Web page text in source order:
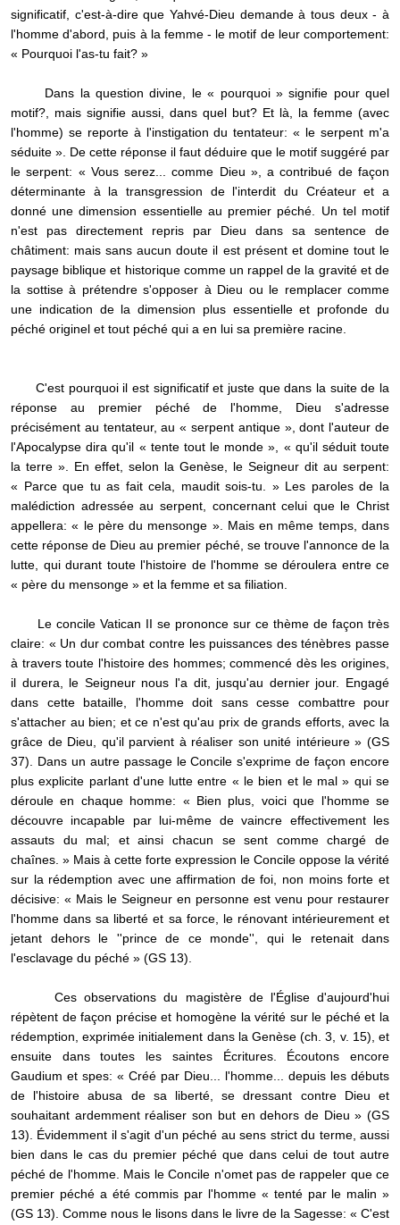
significatif, c'est-à-dire que Yahvé-Dieu demande à tous deux - à
l'homme d'abord, puis à la femme - le motif de leur comportement:
« Pourquoi l'as-tu fait? »
Dans la question divine, le « pourquoi » signifie pour quel
motif?, mais signifie aussi, dans quel but? Et là, la femme (avec
l'homme) se reporte à l'instigation du tentateur: « le serpent m'a
séduite ». De cette réponse il faut déduire que le motif suggéré par
le serpent: « Vous serez... comme Dieu », a contribué de façon
déterminante à la transgression de l'interdit du Créateur et a
donné une dimension essentielle au premier péché. Un tel motif
n'est pas directement repris par Dieu dans sa sentence de
châtiment: mais sans aucun doute il est présent et domine tout le
paysage biblique et historique comme un rappel de la gravité et de
la sottise à prétendre s'opposer à Dieu ou le remplacer comme
une indication de la dimension plus essentielle et profonde du
péché originel et tout péché qui a en lui sa première racine.
C'est pourquoi il est significatif et juste que dans la suite de la
réponse au premier péché de l'homme, Dieu s'adresse
précisément au tentateur, au « serpent antique », dont l'auteur de
l'Apocalypse dira qu'il « tente tout le monde », « qu'il séduit toute
la terre ». En effet, selon la Genèse, le Seigneur dit au serpent:
« Parce que tu as fait cela, maudit sois-tu. » Les paroles de la
malédiction adressée au serpent, concernant celui que le Christ
appellera: « le père du mensonge ». Mais en même temps, dans
cette réponse de Dieu au premier péché, se trouve l'annonce de la
lutte, qui durant toute l'histoire de l'homme se déroulera entre ce
« père du mensonge » et la femme et sa filiation.
Le concile Vatican II se prononce sur ce thème de façon très
claire: « Un dur combat contre les puissances des ténèbres passe
à travers toute l'histoire des hommes; commencé dès les origines,
il durera, le Seigneur nous l'a dit, jusqu'au dernier jour. Engagé
dans cette bataille, l'homme doit sans cesse combattre pour
s'attacher au bien; et ce n'est qu'au prix de grands efforts, avec la
grâce de Dieu, qu'il parvient à réaliser son unité intérieure » (GS
37). Dans un autre passage le Concile s'exprime de façon encore
plus explicite parlant d'une lutte entre « le bien et le mal » qui se
déroule en chaque homme: « Bien plus, voici que l'homme se
découvre incapable par lui-même de vaincre effectivement les
assauts du mal; et ainsi chacun se sent comme chargé de
chaînes. » Mais à cette forte expression le Concile oppose la vérité
sur la rédemption avec une affirmation de foi, non moins forte et
décisive: « Mais le Seigneur en personne est venu pour restaurer
l'homme dans sa liberté et sa force, le rénovant intérieurement et
jetant dehors le ''prince de ce monde'', qui le retenait dans
l'esclavage du péché » (GS 13).
Ces observations du magistère de l'Église d'aujourd'hui
répètent de façon précise et homogène la vérité sur le péché et la
rédemption, exprimée initialement dans la Genèse (ch. 3, v. 15), et
ensuite dans toutes les saintes Écritures. Écoutons encore
Gaudium et spes: « Créé par Dieu... l'homme... depuis les débuts
de l'histoire abusa de sa liberté, se dressant contre Dieu et
souhaitant ardemment réaliser son but en dehors de Dieu » (GS
13). Évidemment il s'agit d'un péché au sens strict du terme, aussi
bien dans le cas du premier péché que dans celui de tout autre
péché de l'homme. Mais le Concile n'omet pas de rappeler que ce
premier péché a été commis par l'homme « tenté par le malin »
(GS 13). Comme nous le lisons dans le livre de la Sagesse: « C'est